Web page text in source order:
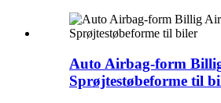
Auto Airbag-form
Sprøjtestøbeforme til